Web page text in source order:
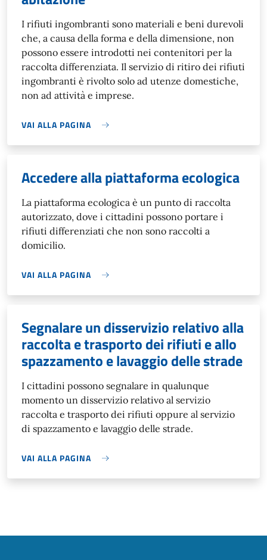
I rifiuti ingombranti sono materiali e beni durevoli
che, a causa della forma e della dimensione, non
possono essere introdotti nei contenitori per la
raccolta differenziata. Il servizio di ritiro dei rifiuti
ingombranti è rivolto solo ad utenze domestiche,
non ad attività e imprese.
VAI ALLA PAGINA
Accedere alla piattaforma ecologica
La piattaforma ecologica è un punto di raccolta
autorizzato, dove i cittadini possono portare i
rifiuti differenziati che non sono raccolti a
domicilio.
VAI ALLA PAGINA
Segnalare un disservizio relativo alla
raccolta e trasporto dei rifiuti e allo
spazzamento e lavaggio delle strade
I cittadini possono segnalare in qualunque
momento un disservizio relativo al servizio
raccolta e trasporto dei rifiuti oppure al servizio
di spazzamento e lavaggio delle strade.
VAI ALLA PAGINA